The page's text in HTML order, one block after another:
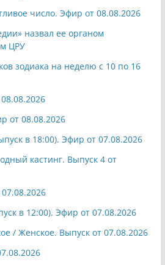
число. Эфир от 08.08.2026
назвал ее органом
ЦРУ
зодиака на неделю с 10 по 16
от 08.08.2026
в 18:00). Эфир от 07.08.2026
кастинг. Выпуск 4 от
в 12:00). Эфир от 07.08.2026
/ Женское. Выпуск от 07.08.2026